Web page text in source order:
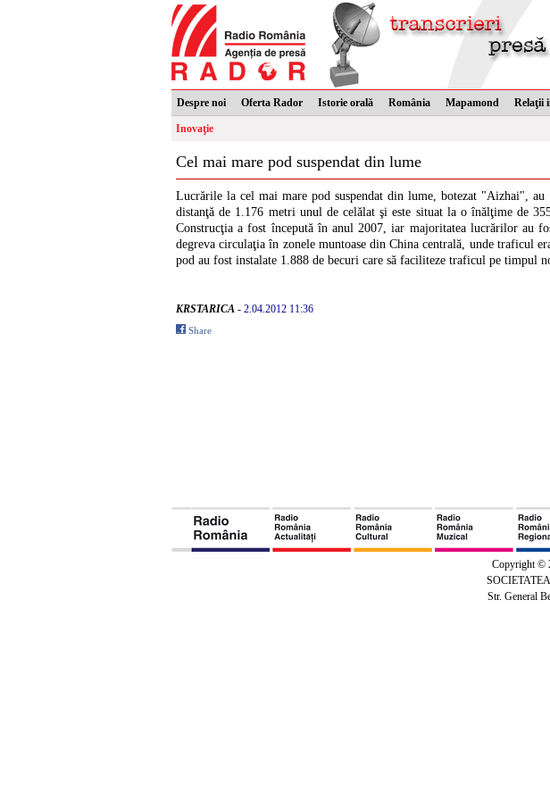
Despre noi Oferta Rador Istorie orală România Mapamond Relaţii
Inovaţie
Cel mai mare pod suspendat din lume
Lucrările la cel mai mare pod suspendat din lume, botezat "Aizhai",
distanţă de 1.176 metri unul de celălat şi este situat la o înălţime de
Construcţia a fost începută în anul 2007, iar majoritatea lucrărilor au
degreva circulaţia în zonele muntoase din China centrală, unde traficul
pod au fost instalate 1.888 de becuri care să faciliteze traficul pe timpul
KRSTARICA - 2.04.2012 11:36
Share
Copyright ©
Str. General